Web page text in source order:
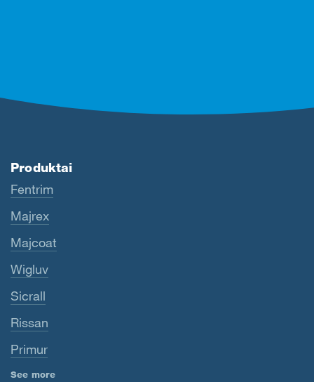
Produktai
Fentrim
Majrex
Majcoat
Wigluv
Sicrall
Rissan
Primur
See more